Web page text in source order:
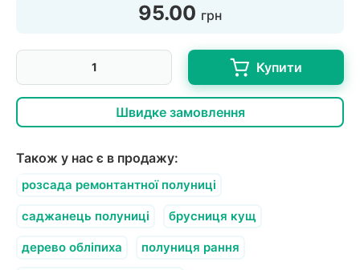
95.00 грн
Купити
Швидке замовлення
Також у нас є в продажу:
розсада ремонтантної полуниці
саджанець полуниці брусниця кущ
дерево обліпиха полуниця рання